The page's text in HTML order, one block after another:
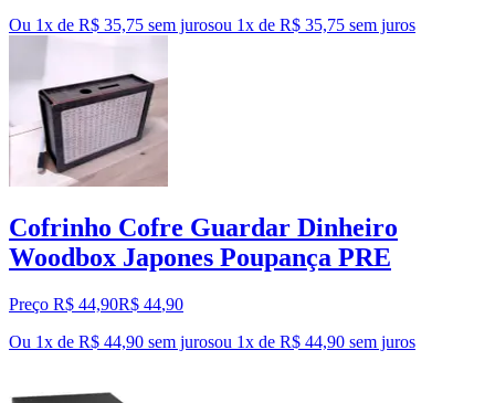
Ou 1x de R$ 35,75 sem jurosou 1x de R$ 35,75 sem juros
Cofrinho Cofre Guardar Dinheiro
Woodbox Japones Poupança PRE
Preço R$ 44,90R$ 44,90
Ou 1x de R$ 44,90 sem jurosou 1x de R$ 44,90 sem juros